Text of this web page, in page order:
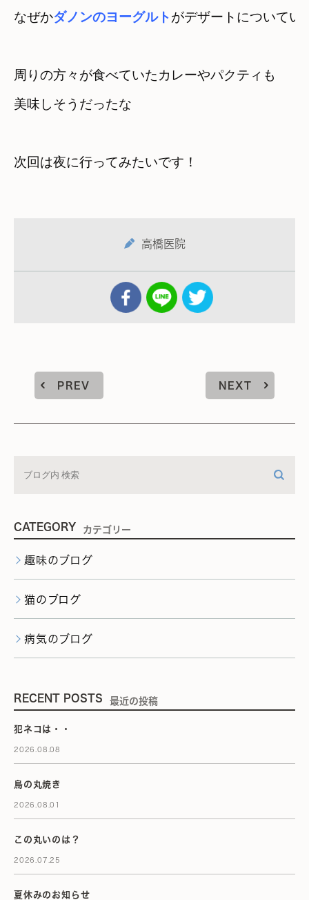
なぜかダノンのヨーグルトがデザートについてい
周りの方々が食べていたカレーやパクティも
美味しそうだったな
次回は夜に行ってみたいです！
高橋医院
PREV NEXT
CATEGORY カテゴリー
趣味のブログ
猫のブログ
病気のブログ
RECENT POSTS 最近の投稿
犯ネコは・・
2026.08.08
鳥の丸焼き
2026.08.01
この丸いのは？
2026.07.25
夏休みのお知らせ